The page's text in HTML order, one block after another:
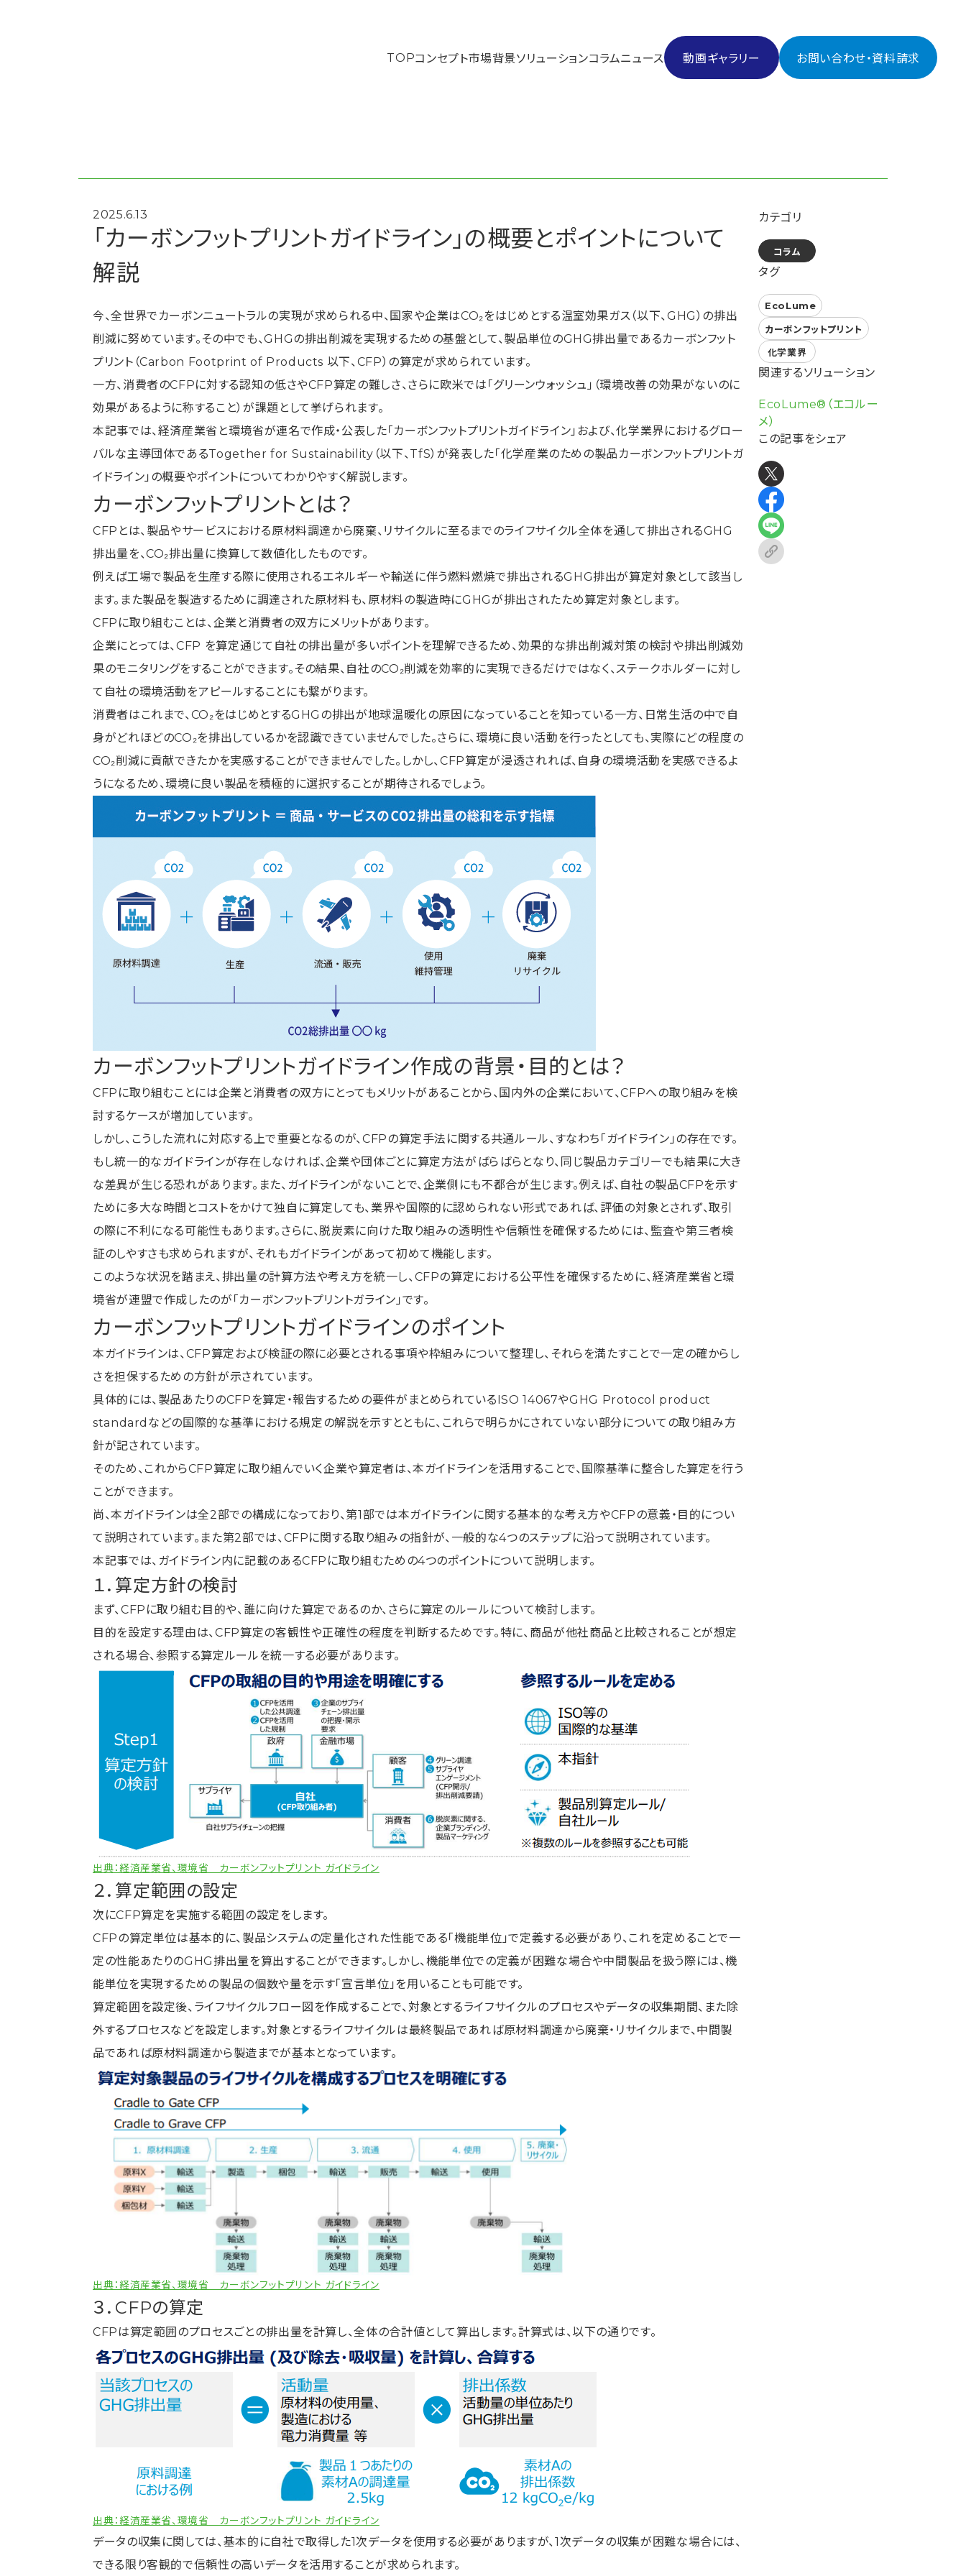
TOPコンセプト市場背景ソリューションコラムニュース 動画ギャラリー お問い合わせ・資料請求
市場背景
コラム
お問い合わせ・資料請求
会社概要 BIPROGYのESG個人情報保護方針について
Copyright © 2025 BIPROGY Inc. All rights reserved.
2025.6.13
「カーボンフットプリントガイドライン」の概要とポイントについて
解説
今、全世界でカーボンニュートラルの実現が求められる中、国家や企業はCO₂をはじめとする温室効果ガス（以下、GHG）の排出
削減に努めています。その中でも、GHGの排出削減を実現するための基盤として、製品単位のGHG排出量であるカーボンフット
プリント（Carbon Footprint of Products 以下、CFP）の算定が求められています。
一方、消費者のCFPに対する認知の低さやCFP算定の難しさ、さらに欧米では「グリーンウォッシュ」（環境改善の効果がないのに
効果があるように称すること）が課題として挙げられます。
本記事では、経済産業省と環境省が連名で作成・公表した「カーボンフットプリントガイドライン」および、化学業界におけるグロー
バルな主導団体であるTogether for Sustainability（以下、TfS）が発表した「化学産業のための製品カーボンフットプリントガ
イドライン」の概要やポイントについてわかりやすく解説します。
カーボンフットプリントとは？
CFPとは、製品やサービスにおける原材料調達から廃棄、リサイクルに至るまでのライフサイクル全体を通して排出されるGHG
排出量を、CO₂排出量に換算して数値化したものです。
例えば工場で製品を生産する際に使用されるエネルギーや輸送に伴う燃料燃焼で排出されるGHG排出が算定対象として該当し
ます。また製品を製造するために調達された原材料も、原材料の製造時にGHGが排出されたため算定対象とします。
CFPに取り組むことは、企業と消費者の双方にメリットがあります。
企業にとっては、CFP を算定通じて自社の排出量が多いポイントを理解できるため、効果的な排出削減対策の検討や排出削減効
果のモニタリングをすることができます。その結果、自社のCO₂削減を効率的に実現できるだけではなく、ステークホルダーに対し
て自社の環境活動をアピールすることにも繋がります。
消費者はこれまで、CO₂をはじめとするGHGの排出が地球温暖化の原因になっていることを知っている一方、日常生活の中で自
身がどれほどのCO₂を排出しているかを認識できていませんでした。さらに、環境に良い活動を行ったとしても、実際にどの程度の
CO₂削減に貢献できたかを実感することができませんでした。しかし、CFP算定が浸透されれば、自身の環境活動を実感できるよ
うになるため、環境に良い製品を積極的に選択することが期待されるでしょう。
カーボンフットプリントガイドライン作成の背景・目的とは？
CFPに取り組むことには企業と消費者の双方にとってもメリットがあることから、国内外の企業において、CFPへの取り組みを検
討するケースが増加しています。
しかし、こうした流れに対応する上で重要となるのが、CFPの算定手法に関する共通ルール、すなわち「ガイドライン」の存在です。
もし統一的なガイドラインが存在しなければ、企業や団体ごとに算定方法がばらばらとなり、同じ製品カテゴリーでも結果に大き
な差異が生じる恐れがあります。また、ガイドラインがないことで、企業側にも不都合が生じます。例えば、自社の製品CFPを示す
ために多大な時間とコストをかけて独自に算定しても、業界や国際的に認められない形式であれば、評価の対象とされず、取引
の際に不利になる可能性もあります。さらに、脱炭素に向けた取り組みの透明性や信頼性を確保するためには、監査や第三者検
証のしやすさも求められますが、それもガイドラインがあって初めて機能します。
このような状況を踏まえ、排出量の計算方法や考え方を統一し、CFPの算定における公平性を確保するために、経済産業省と環
境省が連盟で作成したのが「カーボンフットプリントガライン」です。
カーボンフットプリントガイドラインのポイント
本ガイドラインは、CFP算定および検証の際に必要とされる事項や枠組みについて整理し、それらを満たすことで一定の確からし
さを担保するための方針が示されています。
具体的には、製品あたりのCFPを算定・報告するための要件がまとめられているISO 14067やGHG Protocol product
standardなどの国際的な基準における規定の解説を示すとともに、これらで明らかにされていない部分についての取り組み方
針が記されています。
そのため、これからCFP算定に取り組んでいく企業や算定者は、本ガイドラインを活用することで、国際基準に整合した算定を行う
ことができます。
尚、本ガイドラインは全2部での構成になっており、第1部では本ガイドラインに関する基本的な考え方やCFPの意義・目的につい
て説明されています。また第2部では、CFPに関する取り組みの指針が、一般的な4つのステップに沿って説明されています。
本記事では、ガイドライン内に記載のあるCFPに取り組むための4つのポイントについて説明します。
１．算定方針の検討
まず、CFPに取り組む目的や、誰に向けた算定であるのか、さらに算定のルールについて検討します。
目的を設定する理由は、CFP算定の客観性や正確性の程度を判断するためです。特に、商品が他社商品と比較されることが想定
される場合、参照する算定ルールを統一する必要があります。
出典：経済産業省、環境省 カーボンフットプリント ガイドライン
２．算定範囲の設定
次にCFP算定を実施する範囲の設定をします。
CFPの算定単位は基本的に、製品システムの定量化された性能である「機能単位」で定義する必要があり、これを定めることで一
定の性能あたりのGHG排出量を算出することができます。しかし、機能単位での定義が困難な場合や中間製品を扱う際には、機
能単位を実現するための製品の個数や量を示す「宣言単位」を用いることも可能です。
算定範囲を設定後、ライフサイクルフロー図を作成することで、対象とするライフサイクルのプロセスやデータの収集期間、また除
外するプロセスなどを設定します。対象とするライフサイクルは最終製品であれば原材料調達から廃棄・リサイクルまで、中間製
品であれば原材料調達から製造までが基本となっています。
出典：経済産業省、環境省 カーボンフットプリント ガイドライン
３．CFPの算定
CFPは算定範囲のプロセスごとの排出量を計算し、全体の合計値として算出します。計算式は、以下の通りです。
出典：経済産業省、環境省 カーボンフットプリント ガイドライン
データの収集に関しては、基本的に自社で取得した1次データを使用する必要がありますが、1次データの収集が困難な場合には、
できる限り客観的で信頼性の高いデータを活用することが求められます。
カテゴリ
コラム
タグ
EcoLume
カーボンフットプリント
化学業界
関連するソリューション
EcoLume®（エコルー
メ）
この記事をシェア